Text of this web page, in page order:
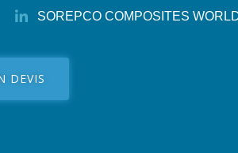
SOREPCO COMPOSITES
DEVIS